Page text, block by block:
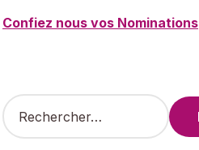
Confiez nous vos Nominations
R
e